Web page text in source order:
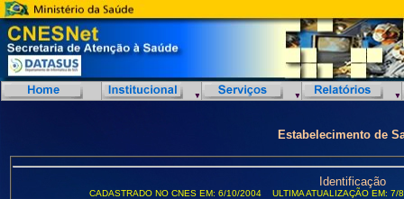
Estabelecimento de
Identificação
CADASTRADO NO CNES EM: 6/10/2004 ULTIMA ATUALIZAÇÃO EM: